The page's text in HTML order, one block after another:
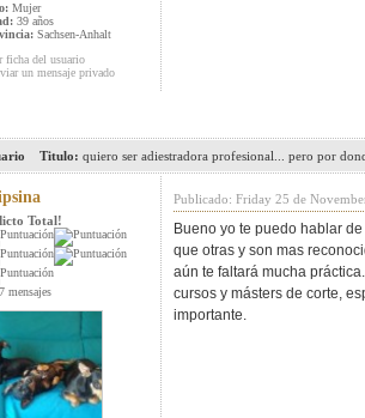
Mujer
39 años
Sachsen-Anhalt
ficha del usuario
un mensaje privado
Titulo: quiero ser adiestradora profesional... pero por
Total!
mensajes
Publicado: Friday 25 de
Bueno yo te puedo hablar
que otras y son mas
aún te faltará mucha
cursos y másters de corte,
importante.